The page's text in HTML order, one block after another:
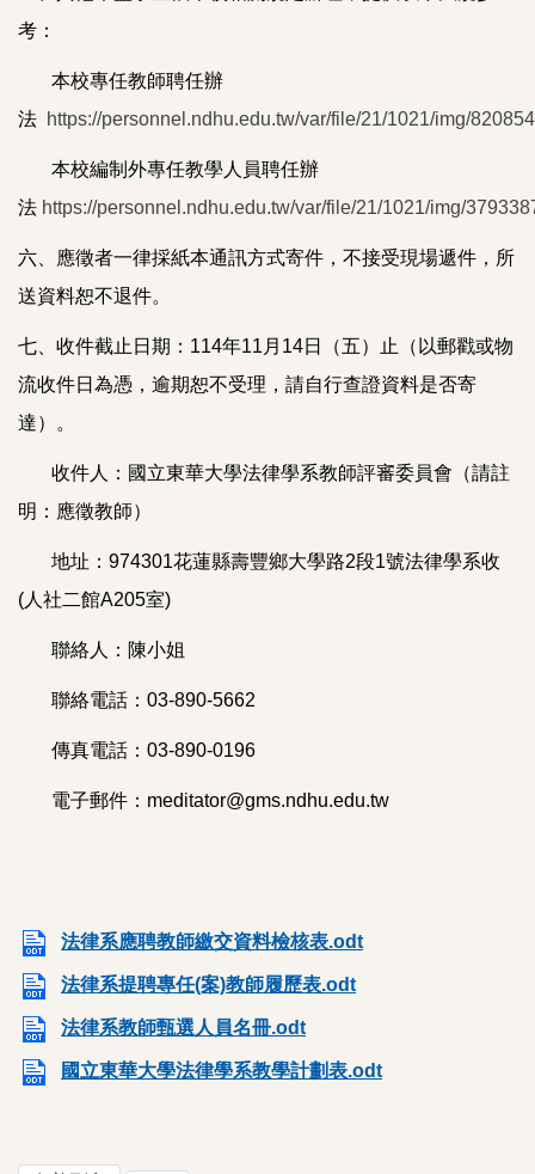
考：
本校專任教師聘任辦
法 https://personnel.ndhu.edu.tw/var/file/21/1021/img/
本校編制外專任教學人員聘任辦
法 https://personnel.ndhu.edu.tw/var/file/21/1021/img/
六、應徵者一律採紙本通訊方式寄件，不接受現場遞件，所
送資料恕不退件。
七、收件截止日期：114年11月14日（五）止（以郵戳或物
流收件日為憑，逾期恕不受理，請自行查證資料是否寄
達）。
收件人：國立東華大學法律學系教師評審委員會（請註
明：應徵教師）
地址：974301花蓮縣壽豐鄉大學路2段1號法律學系收
(人社二館A205室)
聯絡人：陳小姐
聯絡電話：03-890-5662
傳真電話：03-890-0196
電子郵件：meditator@gms.ndhu.edu.tw
法律系應聘教師繳交資料檢核表.odt
法律系提聘專任(案)教師履歷表.odt
法律系教師甄選人員名冊.odt
國立東華大學法律學系教學計劃表.odt